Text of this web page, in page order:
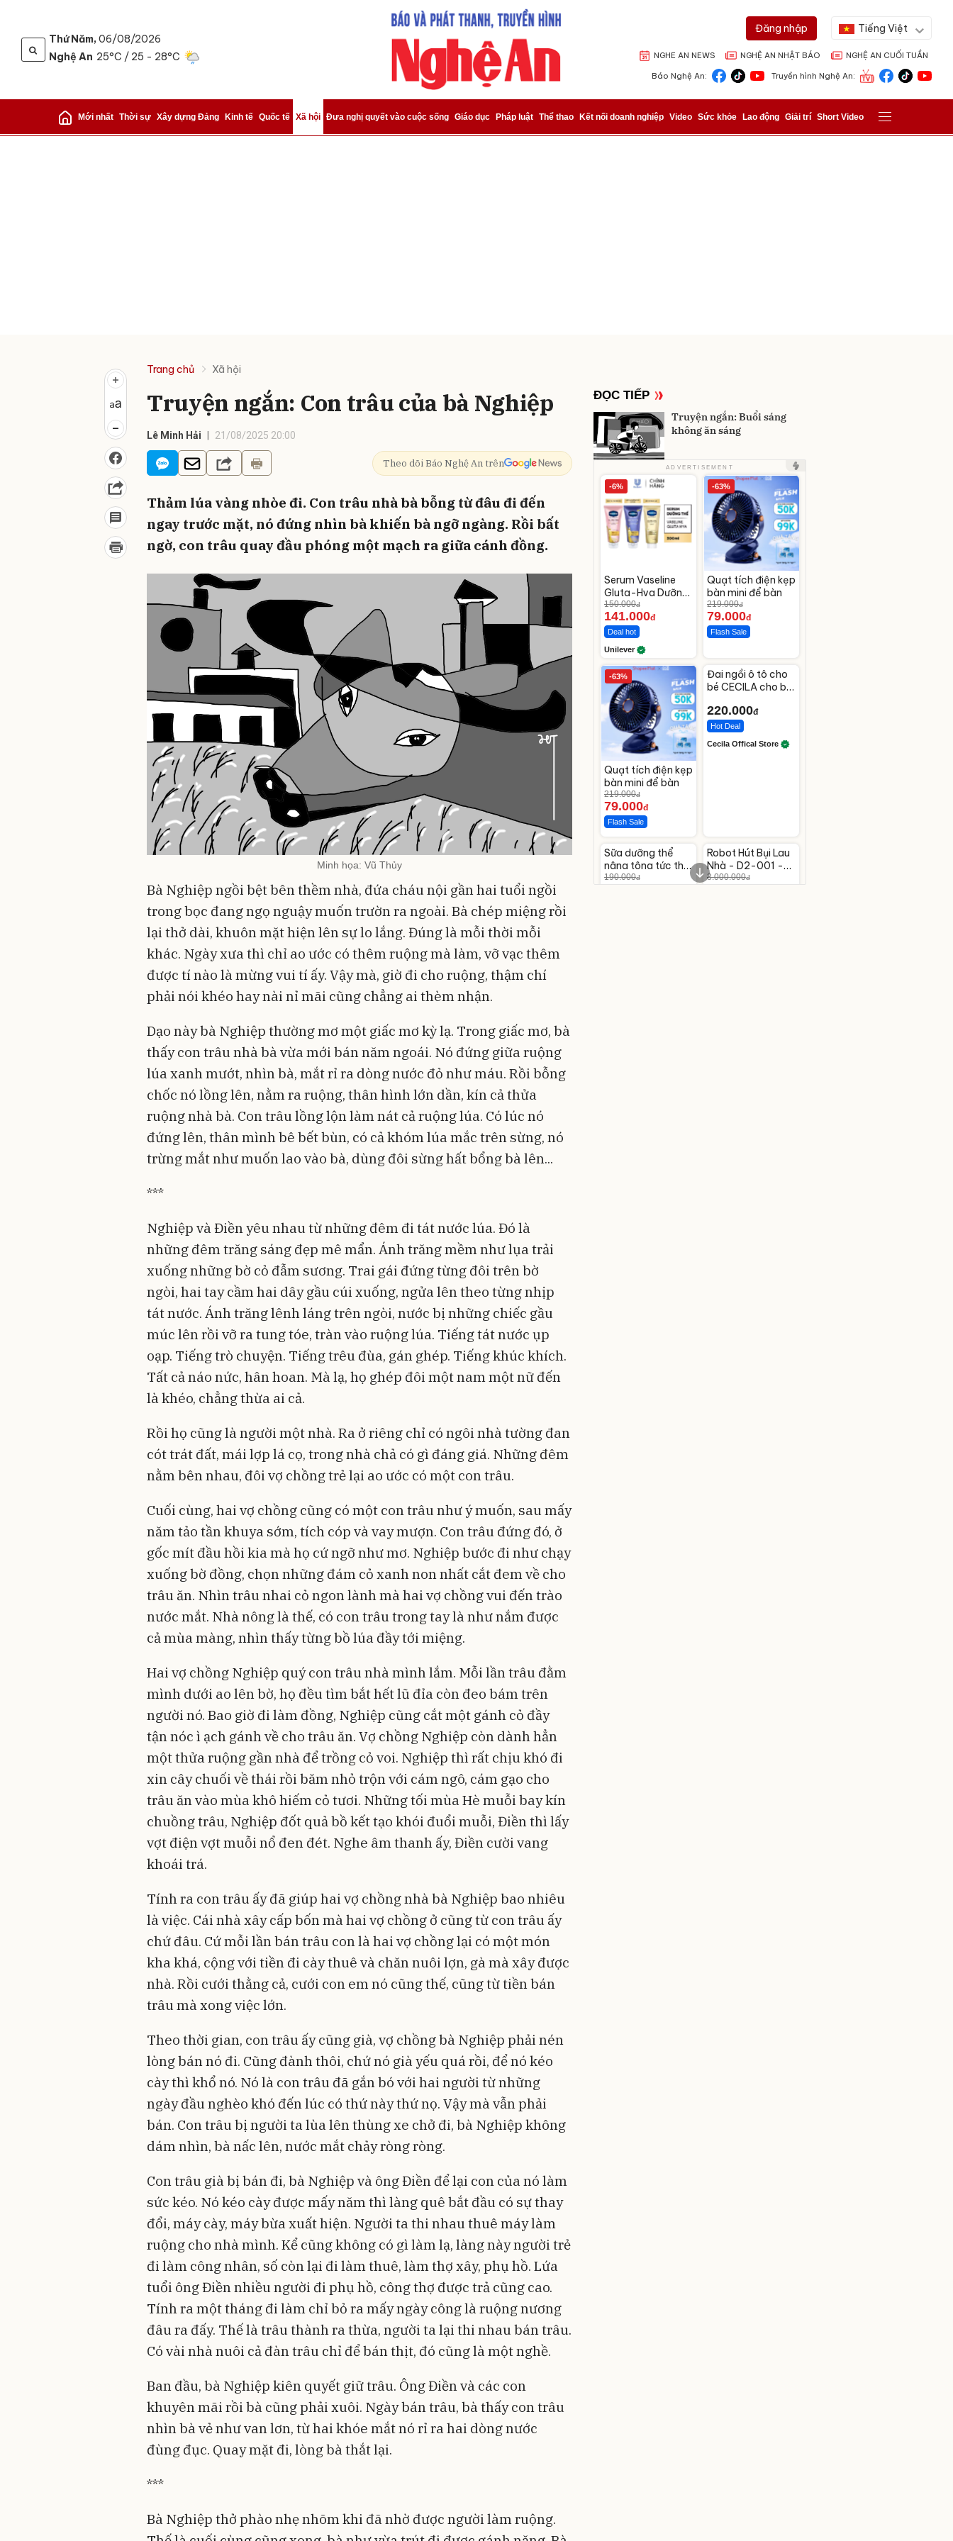
Thứ Năm, 06/08/2026
Nghệ An 25°C / 25 - 28°C
Đăng nhập Tiếng Việt
NGHE AN NEWS NGHỆ AN NHẬT BÁO NGHỆ AN CUỐI TUẦN
Báo Nghệ An: Truyền hình Nghệ An:
Mới nhất Thời sự Xây dựng Đảng Kinh tế Quốc tế Xã hội Đưa nghị quyết vào cuộc sống Giáo dục Pháp luật Thể thao Kết nối doanh nghiệp Video Sức khỏe Lao động Giải trí Short Video
Trang chủ Xã hội
Truyện ngắn: Con trâu của bà Nghiệp
Lê Minh Hải 21/08/2025 20:00
Theo dõi Báo Nghệ An trên
Thảm lúa vàng nhòe đi. Con trâu nhà bà bỗng từ đâu đi đến
ngay trước mặt, nó đứng nhìn bà khiến bà ngỡ ngàng. Rồi bất
ngờ, con trâu quay đầu phóng một mạch ra giữa cánh đồng.
Minh họa: Vũ Thủy
Bà Nghiệp ngồi bệt bên thềm nhà, đứa cháu nội gần hai tuổi ngồi
trong bọc đang ngọ nguậy muốn trườn ra ngoài. Bà chép miệng rồi
lại thở dài, khuôn mặt hiện lên sự lo lắng. Đúng là mỗi thời mỗi
khác. Ngày xưa thì chỉ ao ước có thêm ruộng mà làm, vỡ vạc thêm
được tí nào là mừng vui tí ấy. Vậy mà, giờ đi cho ruộng, thậm chí
phải nói khéo hay nài nỉ mãi cũng chẳng ai thèm nhận.
Dạo này bà Nghiệp thường mơ một giấc mơ kỳ lạ. Trong giấc mơ, bà
thấy con trâu nhà bà vừa mới bán năm ngoái. Nó đứng giữa ruộng
lúa xanh mướt, nhìn bà, mắt rỉ ra dòng nước đỏ như máu. Rồi bỗng
chốc nó lồng lên, nằm ra ruộng, thân hình lớn dần, kín cả thửa
ruộng nhà bà. Con trâu lồng lộn làm nát cả ruộng lúa. Có lúc nó
đứng lên, thân mình bê bết bùn, có cả khóm lúa mắc trên sừng, nó
trừng mắt như muốn lao vào bà, dùng đôi sừng hất bổng bà lên...
***
Nghiệp và Điền yêu nhau từ những đêm đi tát nước lúa. Đó là
những đêm trăng sáng đẹp mê mẩn. Ánh trăng mềm như lụa trải
xuống những bờ cỏ đẫm sương. Trai gái đứng từng đôi trên bờ
ngòi, hai tay cầm hai dây gầu cúi xuống, ngửa lên theo từng nhịp
tát nước. Ánh trăng lênh láng trên ngòi, nước bị những chiếc gầu
múc lên rồi vỡ ra tung tóe, tràn vào ruộng lúa. Tiếng tát nước ụp
oạp. Tiếng trò chuyện. Tiếng trêu đùa, gán ghép. Tiếng khúc khích.
Tất cả náo nức, hân hoan. Mà lạ, họ ghép đôi một nam một nữ đến
là khéo, chẳng thừa ai cả.
Rồi họ cũng là người một nhà. Ra ở riêng chỉ có ngôi nhà tường đan
cót trát đất, mái lợp lá cọ, trong nhà chả có gì đáng giá. Những đêm
nằm bên nhau, đôi vợ chồng trẻ lại ao ước có một con trâu.
Cuối cùng, hai vợ chồng cũng có một con trâu như ý muốn, sau mấy
năm tảo tần khuya sớm, tích cóp và vay mượn. Con trâu đứng đó, ở
gốc mít đầu hồi kia mà họ cứ ngỡ như mơ. Nghiệp bước đi như chạy
xuống bờ đồng, chọn những đám cỏ xanh non nhất cắt đem về cho
trâu ăn. Nhìn trâu nhai cỏ ngon lành mà hai vợ chồng vui đến trào
nước mắt. Nhà nông là thế, có con trâu trong tay là như nắm được
cả mùa màng, nhìn thấy từng bồ lúa đầy tới miệng.
Hai vợ chồng Nghiệp quý con trâu nhà mình lắm. Mỗi lần trâu đằm
mình dưới ao lên bờ, họ đều tìm bắt hết lũ đỉa còn đeo bám trên
người nó. Bao giờ đi làm đồng, Nghiệp cũng cắt một gánh cỏ đầy
tận nóc ì ạch gánh về cho trâu ăn. Vợ chồng Nghiệp còn dành hẳn
một thửa ruộng gần nhà để trồng cỏ voi. Nghiệp thì rất chịu khó đi
xin cây chuối về thái rồi băm nhỏ trộn với cám ngô, cám gạo cho
trâu ăn vào mùa khô hiếm cỏ tươi. Những tối mùa Hè muỗi bay kín
chuồng trâu, Nghiệp đốt quả bồ kết tạo khói đuổi muỗi, Điền thì lấy
vợt điện vợt muỗi nổ đen đét. Nghe âm thanh ấy, Điền cười vang
khoái trá.
Tính ra con trâu ấy đã giúp hai vợ chồng nhà bà Nghiệp bao nhiêu
là việc. Cái nhà xây cấp bốn mà hai vợ chồng ở cũng từ con trâu ấy
chứ đâu. Cứ mỗi lần bán trâu con là hai vợ chồng lại có một món
kha khá, cộng với tiền đi cày thuê và chăn nuôi lợn, gà mà xây được
nhà. Rồi cưới thằng cả, cưới con em nó cũng thế, cũng từ tiền bán
trâu mà xong việc lớn.
Theo thời gian, con trâu ấy cũng già, vợ chồng bà Nghiệp phải nén
lòng bán nó đi. Cũng đành thôi, chứ nó già yếu quá rồi, để nó kéo
cày thì khổ nó. Nó là con trâu đã gắn bó với hai người từ những
ngày đầu nghèo khó đến lúc có thứ này thứ nọ. Vậy mà vẫn phải
bán. Con trâu bị người ta lùa lên thùng xe chở đi, bà Nghiệp không
dám nhìn, bà nấc lên, nước mắt chảy ròng ròng.
Con trâu già bị bán đi, bà Nghiệp và ông Điền để lại con của nó làm
sức kéo. Nó kéo cày được mấy năm thì làng quê bắt đầu có sự thay
đổi, máy cày, máy bừa xuất hiện. Người ta thi nhau thuê máy làm
ruộng cho nhà mình. Kể cũng không có gì làm lạ, làng này người trẻ
đi làm công nhân, số còn lại đi làm thuê, làm thợ xây, phụ hồ. Lứa
tuổi ông Điền nhiều người đi phụ hồ, công thợ được trả cũng cao.
Tính ra một tháng đi làm chỉ bỏ ra mấy ngày công là ruộng nương
đâu ra đấy. Thế là trâu thành ra thừa, người ta lại thi nhau bán trâu.
Có vài nhà nuôi cả đàn trâu chỉ để bán thịt, đó cũng là một nghề.
Ban đầu, bà Nghiệp kiên quyết giữ trâu. Ông Điền và các con
khuyên mãi rồi bà cũng phải xuôi. Ngày bán trâu, bà thấy con trâu
nhìn bà vẻ như van lơn, từ hai khóe mắt nó rỉ ra hai dòng nước
đùng đục. Quay mặt đi, lòng bà thắt lại.
***
Bà Nghiệp thở phào nhẹ nhõm khi đã nhờ được người làm ruộng.
ĐỌC TIẾP
Truyện ngắn: Buổi sáng
không ăn sáng
ADVERTISEMENT
-6%
Serum Vaseline
Gluta-Hya Dưỡng
Da Sáng Mịn Sau 7
Ngày
150.000đ
141.000đ
Deal hot
Unilever
-63%
Quạt tích điện kẹp
bàn mini để bàn
219.000đ
79.000đ
Flash Sale
-63%
Quạt tích điện kẹp
bàn mini để bàn
219.000đ
79.000đ
Flash Sale
Đai ngồi ô tô cho
bé CECILA cho bé
220.000đ
Hot Deal
Cecila Offical Store
-27%
Sữa dưỡng thể
nâng tông tức thì
Vaseline Body
190.000đ
-26%
Robot Hút Bụi Lau
Nhà - D2-001 -
Thông Minh
3.000.000đ